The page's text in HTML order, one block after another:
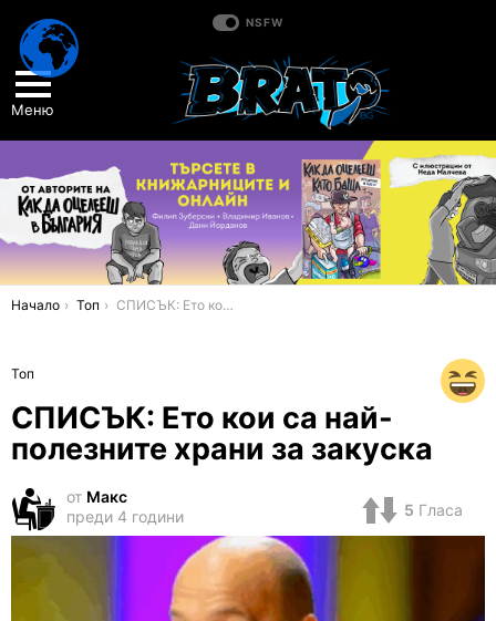
NSFW
Меню
You are here:
Начало Топ СПИСЪК: Ето кои са най-полезните храни за закуска
Топ
СПИСЪК: Ето кои са най-
полезните храни за закуска
от Макс
преди 4 години
5 Гласа